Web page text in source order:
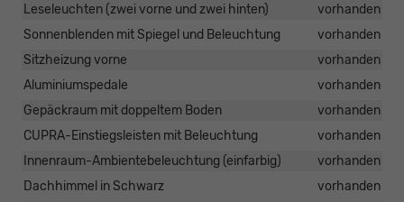
Leseleuchten (zwei vorne und zwei hinten)
vorhanden
Sonnenblenden mit Spiegel und Beleuchtung
vorhanden
Sitzheizung vorne
vorhanden
Aluminiumspedale
vorhanden
Gepäckraum mit doppeltem Boden
vorhanden
CUPRA-Einstiegsleisten mit Beleuchtung
vorhanden
Innenraum-Ambientebeleuchtung (einfarbig)
vorhanden
Dachhimmel in Schwarz
vorhanden